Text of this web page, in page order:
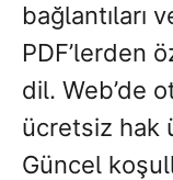
bağlantıları
PDF’lerden
dil. Web’de
ücretsiz hak
Güncel